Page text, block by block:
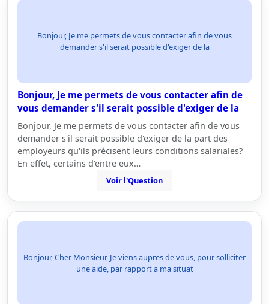
Bonjour, Je me permets de vous contacter afin de vous
demander s'il serait possible d'exiger de la
Bonjour, Je me permets de vous contacter afin de
vous demander s'il serait possible d'exiger de la
Bonjour, Je me permets de vous contacter afin de vous
demander s'il serait possible d'exiger de la part des
employeurs qu'ils précisent leurs conditions salariales?
En effet, certains d'entre eux…
Voir l'Question
Bonjour, Cher Monsieur, Je viens aupres de vous, pour solliciter
une aide, par rapport a ma situat